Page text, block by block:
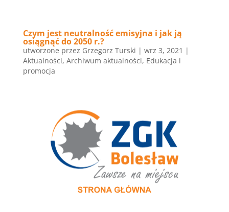
Czym jest neutralność emisyjna i jak ją
osiągnąć do 2050 r.?
utworzone przez Grzegorz Turski | wrz 3, 2021 |
Aktualności, Archiwum aktualności, Edukacja i
promocja